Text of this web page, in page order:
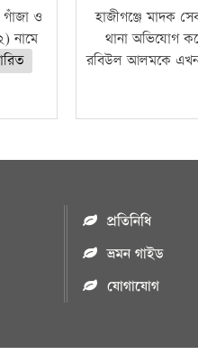
গাঁজা ও
নামে
হাজীগঞ্জে মাদক
থানা অভিযোগ
রবিউল আলমকে
প্রতিনিধি
ভ্রমন গাইড
যোগাযোগ